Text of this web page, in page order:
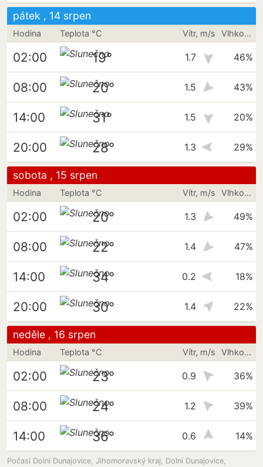
pátek , 14 srpen
Hodina Teplota °C Vítr, m/s Vlhkost vzduchu
02:00 19° 1.7 46%
08:00 20° 1.5 43%
14:00 31° 1.5 20%
20:00 28° 1.3 29%
sobota , 15 srpen
Hodina Teplota °C Vítr, m/s Vlhkost vzduchu
02:00 20° 1.3 49%
08:00 22° 1.4 47%
14:00 34° 0.2 18%
20:00 30° 1.4 22%
neděle , 16 srpen
Hodina Teplota °C Vítr, m/s Vlhkost vzduchu
02:00 23° 0.9 36%
08:00 24° 1.2 39%
14:00 36° 0.6 14%
Počasí Dolní Dunajovice, Jihomoravský kraj, Dolni Dunajovice,